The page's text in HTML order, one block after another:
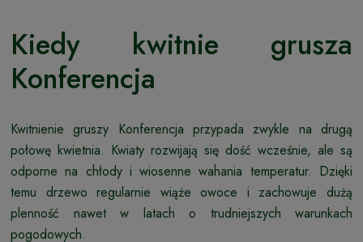
Kiedy kwitnie grusza
Konferencja
Kwitnienie gruszy Konferencja przypada zwykle na drugą
połowę kwietnia. Kwiaty rozwijają się dość wcześnie, ale są
odporne na chłody i wiosenne wahania temperatur. Dzięki
temu drzewo regularnie wiąże owoce i zachowuje dużą
plenność nawet w latach o trudniejszych warunkach
pogodowych.